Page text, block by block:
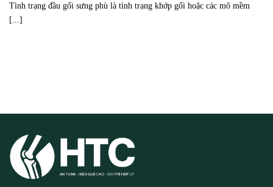
Tình trạng đầu gối sưng phù là tình trạng khớp gối hoặc các mô mềm
[...]